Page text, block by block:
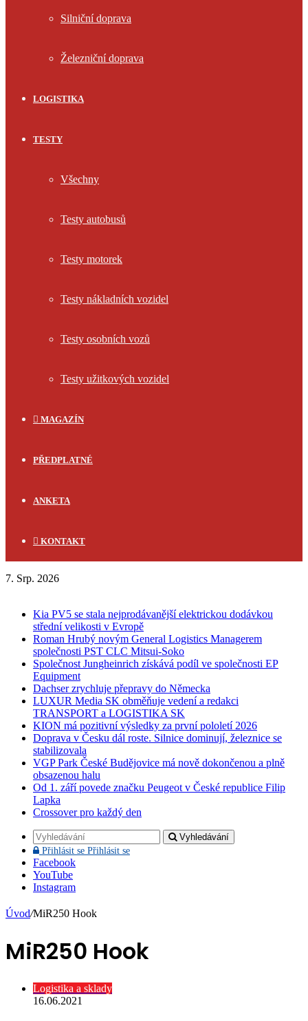
Silniční doprava
Železniční doprava
LOGISTIKA
TESTY
Všechny
Testy autobusů
Testy motorek
Testy nákladních vozidel
Testy osobních vozů
Testy užitkových vozidel
MAGAZÍN
PŘEDPLATNÉ
ANKETA
KONTAKT
7. Srp. 2026
Kia PV5 se stala nejprodávanější elektrickou dodávkou
střední velikosti v Evropě
Roman Hrubý novým General Logistics Managerem
společnosti PST CLC Mitsui-Soko
Společnost Jungheinrich získává podíl ve společnosti EP
Equipment
Dachser zrychluje přepravy do Německa
LUXUR Media SK obměňuje vedení a redakci
TRANSPORT a LOGISTIKA SK
KION má pozitivní výsledky za první pololetí 2026
Doprava v Česku dál roste. Silnice dominují, železnice se
stabilizovala
VGP Park České Budějovice má nově dokončenou a plně
obsazenou halu
Od 1. září povede značku Peugeot v České republice Filip
Lapka
Crossover pro každý den
Vyhledávání
Přihlásit se Přihlásit se
Facebook
YouTube
Instagram
Úvod/MiR250 Hook
MiR250 Hook
Logistika a sklady
16.06.2021